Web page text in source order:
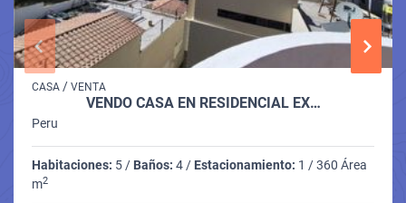
CASA / VENTA
VENDO CASA EN RESIDENCIAL EX…
Peru
Habitaciones: 5 / Baños: 4 / Estacionamiento: 1 / 360 Área
m2